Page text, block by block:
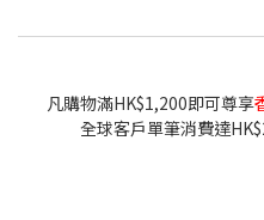
凡購物滿HK$1,200即可尊享
全球客戶單筆消費達